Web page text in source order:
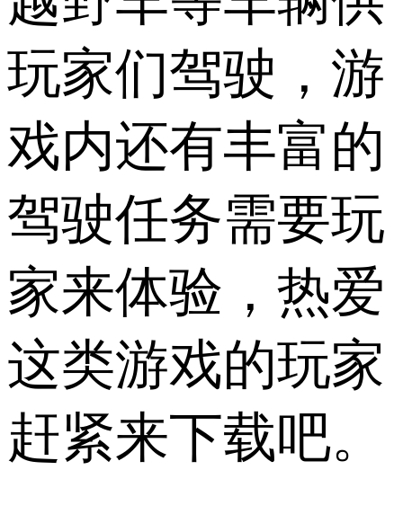
玩家们驾驶，游
戏内还有丰富的
驾驶任务需要玩
家来体验，热爱
这类游戏的玩家
赶紧来下载吧。